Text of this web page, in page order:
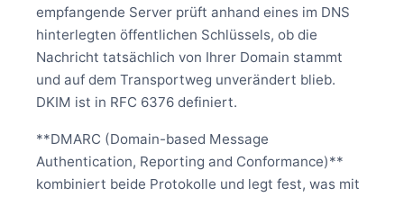
empfangende Server prüft anhand eines im DNS
hinterlegten öffentlichen Schlüssels, ob die
Nachricht tatsächlich von Ihrer Domain stammt
und auf dem Transportweg unverändert blieb.
DKIM ist in RFC 6376 definiert.
**DMARC (Domain-based Message
Authentication, Reporting and Conformance)**
kombiniert beide Protokolle und legt fest, was mit